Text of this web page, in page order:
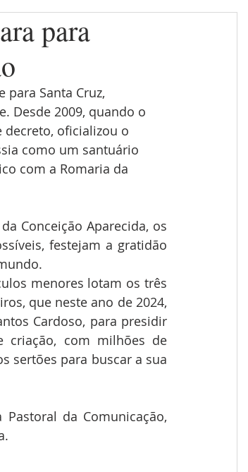
para
Santa Cruz,
Desde 2009, quando o
decreto, oficializou o
como um santuário
com a Romaria da
Conceição Aparecida, os
festejam a gratidão
menores lotam os três
que neste ano de 2024,
Cardoso, para presidir
criação, com milhões de
sertões para buscar a sua
da Comunicação,